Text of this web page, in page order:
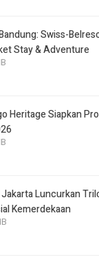
Swiss-
Stay & Adventure
Heritage Siapkan
Luncurkan
Kemerdekaan